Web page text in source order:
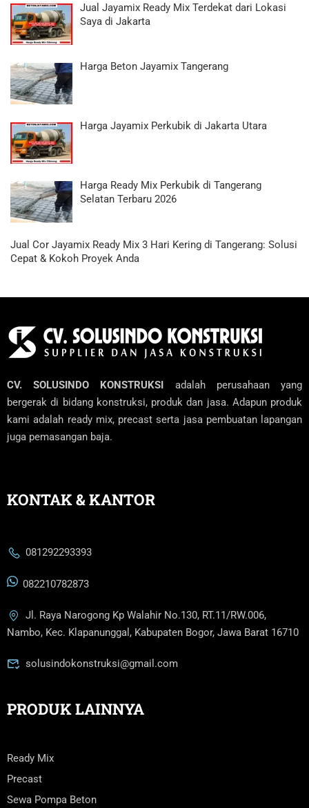
Jual Jayamix Ready Mix Terdekat dari Lokasi
Saya di Jakarta
Harga Beton Jayamix Tangerang
Harga Jayamix Perkubik di Jakarta Utara
Harga Ready Mix Perkubik di Tangerang
Selatan Terbaru 2026
Jual Cor Jayamix Ready Mix 3 Hari Kering di Tangerang: Solusi
Cepat & Kokoh Proyek Anda
CV. SOLUSINDO KONSTRUKSI adalah perusahaan yang
bergerak di bidang konstruksi, produk dan jasa. Adapun produk
kami adalah ready mix, precast serta jasa pembuatan lapangan
juga pemasangan baja.
KONTAK & KANTOR
081292293393
082210782873
Jl. Raya Narogong Kp Walahir No.130, RT.11/RW.006,
Nambo, Kec. Klapanunggal, Kabupaten Bogor, Jawa Barat 16710
solusindokonstruksi@gmail.com
PRODUK LAINNYA
Ready Mix
Precast
Sewa Pompa Beton